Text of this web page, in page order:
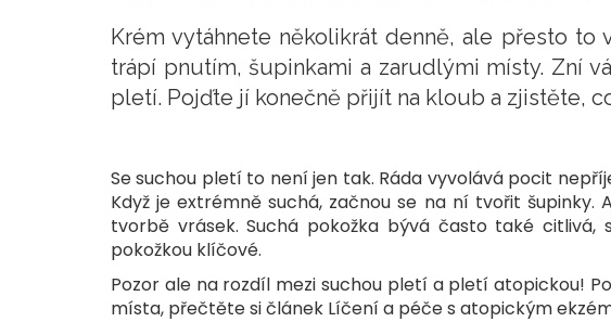
Krém vytáhnete několikrát denně, ale přesto to
trápí pnutím, šupinkami a zarudlými místy. Zní
pletí. Pojďte jí konečně přijít na kloub a zjistěte,
Se suchou pletí to není jen tak. Ráda vyvolává pocit
Když je extrémně suchá, začnou se na ní tvořit
tvorbě vrásek. Suchá pokožka bývá často také
pokožkou klíčové.
Pozor ale na rozdíl mezi suchou pletí a pletí atopickou!
místa, přečtěte si článek Líčení a péče s atopickým